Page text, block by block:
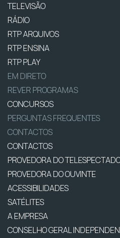
TELEVISÃO
RÁDIO
RTP ARQUIVOS
RTP ENSINA
RTP PLAY
EM DIRETO
REVER PROGRAMAS
CONCURSOS
PERGUNTAS FREQUENTES
CONTACTOS
CONTACTOS
PROVEDORA DO
PROVEDORA DO OUVINTE
ACESSIBILIDADES
SATÉLITES
A EMPRESA
CONSELHO GERAL